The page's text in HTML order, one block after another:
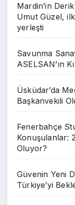
Mardin’in
Umut Güzel,
yerleşti
Savunma
ASELSAN’ın
Üsküdar’da
Başkanvekili
Fenerbahçe
Konuşulanlar:
Oluyor?
Güvenin Yeni
Türkiye’yi